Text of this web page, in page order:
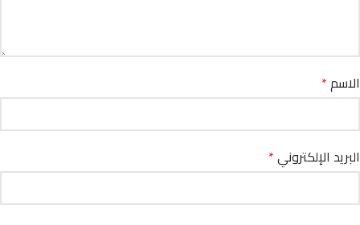
الاسم*
البريد الإلكتروني*